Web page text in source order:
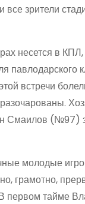
зрители
несется в
павлодарского
встречи
Смаилов (№97)
молодые
грамотно,
В первом тайме